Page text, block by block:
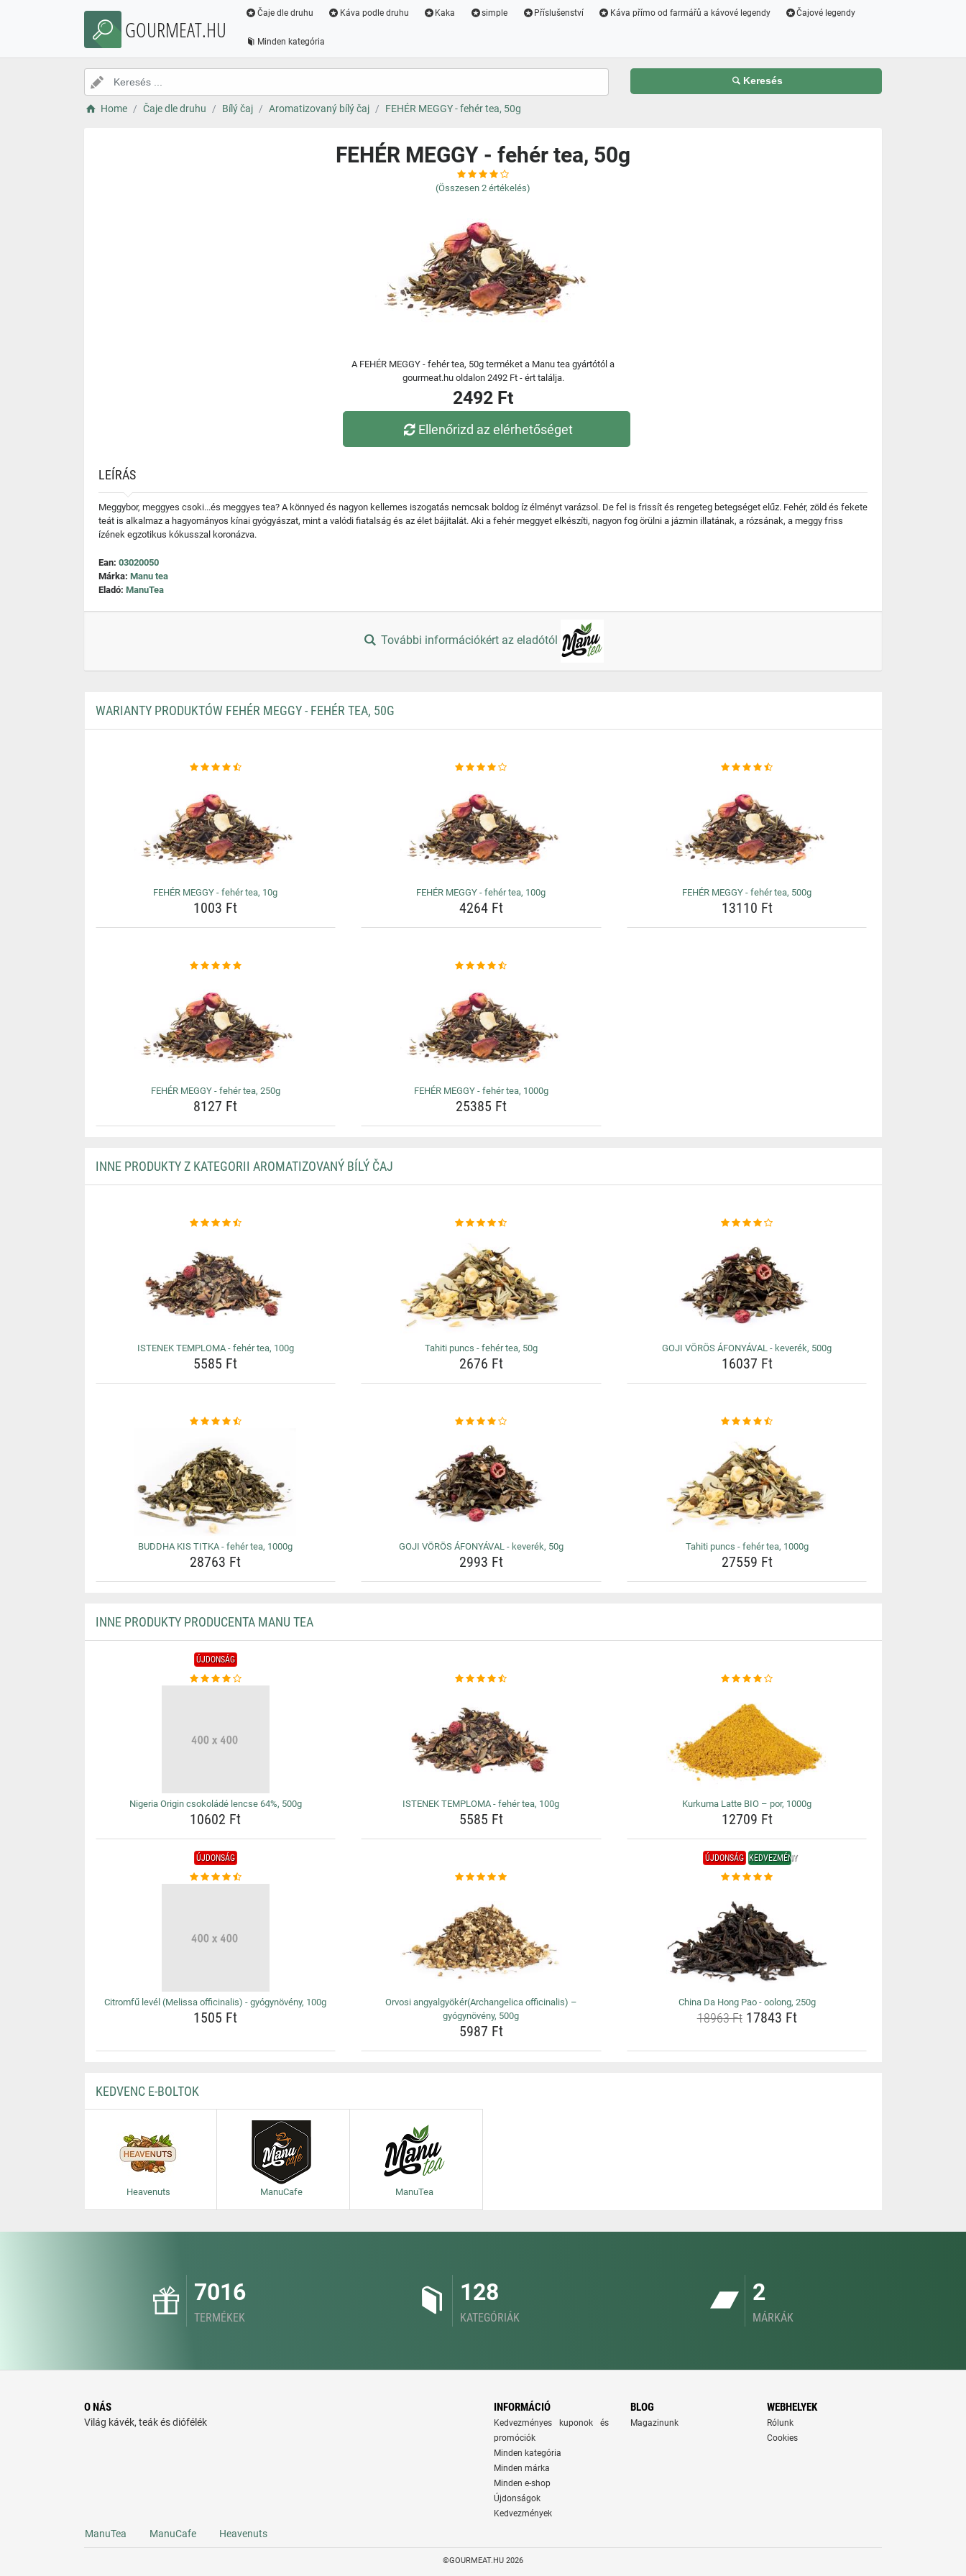
GOURMEAT.HU
Čaje dle druhu Káva podle druhu Kaka simple Příslušenství Káva přímo od farmářů a kávové legendy Čajové legendy
Minden kategória
Keresés
Home Čaje dle druhu Bílý čaj Aromatizovaný bílý čaj FEHÉR MEGGY - fehér tea, 50g
FEHÉR MEGGY - fehér tea, 50g
(Összesen 2 értékelés)
A FEHÉR MEGGY - fehér tea, 50g terméket a Manu tea gyártótól a
gourmeat.hu oldalon 2492 Ft - ért találja.
2492 Ft
Ellenőrizd az elérhetőséget
LEÍRÁS
Meggybor, meggyes csoki...és meggyes tea? A könnyed és nagyon kellemes iszogatás nemcsak boldog íz élményt varázsol. De fel is frissít és rengeteg betegséget elűz. Fehér, zöld és fekete
teát is alkalmaz a hagyományos kínai gyógyászat, mint a valódi fiatalság és az élet bájitalát. Aki a fehér meggyet elkészíti, nagyon fog örülni a jázmin illatának, a rózsának, a meggy friss
ízének egzotikus kókusszal koronázva.
Ean: 03020050
Márka: Manu tea
Eladó: ManuTea
További információkért az eladótól
WARIANTY PRODUKTÓW FEHÉR MEGGY - FEHÉR TEA, 50G
FEHÉR MEGGY - fehér tea, 10g
1003 Ft
FEHÉR MEGGY - fehér tea, 100g
4264 Ft
FEHÉR MEGGY - fehér tea, 500g
13110 Ft
FEHÉR MEGGY - fehér tea, 250g
8127 Ft
FEHÉR MEGGY - fehér tea, 1000g
25385 Ft
INNE PRODUKTY Z KATEGORII AROMATIZOVANÝ BÍLÝ ČAJ
ISTENEK TEMPLOMA - fehér tea, 100g
5585 Ft
Tahiti puncs - fehér tea, 50g
2676 Ft
GOJI VÖRÖS ÁFONYÁVAL - keverék, 500g
16037 Ft
BUDDHA KIS TITKA - fehér tea, 1000g
28763 Ft
GOJI VÖRÖS ÁFONYÁVAL - keverék, 50g
2993 Ft
Tahiti puncs - fehér tea, 1000g
27559 Ft
INNE PRODUKTY PRODUCENTA MANU TEA
ÚJDONSÁG
Nigeria Origin csokoládé lencse 64%, 500g
10602 Ft
ISTENEK TEMPLOMA - fehér tea, 100g
5585 Ft
Kurkuma Latte BIO – por, 1000g
12709 Ft
ÚJDONSÁG
Citromfű levél (Melissa officinalis) - gyógynövény, 100g
1505 Ft
Orvosi angyalgyökér(Archangelica officinalis) –
gyógynövény, 500g
5987 Ft
ÚJDONSÁG KEDVEZMÉNY
China Da Hong Pao - oolong, 250g
18963 Ft17843 Ft
KEDVENC E-BOLTOK
Heavenuts ManuCafe ManuTea
7016
TERMÉKEK
128
KATEGÓRIÁK
2
MÁRKÁK
O NÁS
Világ kávék, teák és diófélék
INFORMÁCIÓ
Kedvezményes kuponok és
promóciók
Minden kategória
Minden márka
Minden e-shop
Újdonságok
Kedvezmények
BLOG
Magazinunk
WEBHELYEK
Rólunk
Cookies
ManuTea ManuCafe Heavenuts
©GOURMEAT.HU 2026